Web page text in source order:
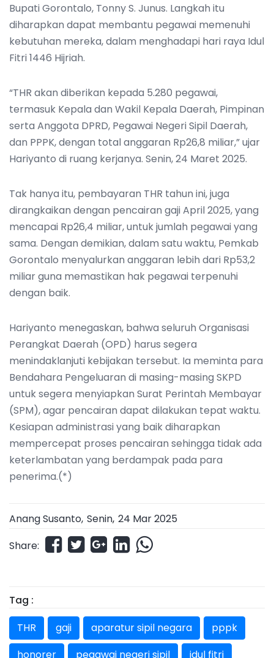
Bupati Gorontalo, Tonny S. Junus. Langkah itu
diharapkan dapat membantu pegawai memenuhi
kebutuhan mereka, dalam menghadapi hari raya Idul
Fitri 1446 Hijriah.
“THR akan diberikan kepada 5.280 pegawai,
termasuk Kepala dan Wakil Kepala Daerah, Pimpinan
serta Anggota DPRD, Pegawai Negeri Sipil Daerah,
dan PPPK, dengan total anggaran Rp26,8 miliar,” ujar
Hariyanto di ruang kerjanya. Senin, 24 Maret 2025.
Tak hanya itu, pembayaran THR tahun ini, juga
dirangkaikan dengan pencairan gaji April 2025, yang
mencapai Rp26,4 miliar, untuk jumlah pegawai yang
sama. Dengan demikian, dalam satu waktu, Pemkab
Gorontalo menyalurkan anggaran lebih dari Rp53,2
miliar guna memastikan hak pegawai terpenuhi
dengan baik.
Hariyanto menegaskan, bahwa seluruh Organisasi
Perangkat Daerah (OPD) harus segera
menindaklanjuti kebijakan tersebut. Ia meminta para
Bendahara Pengeluaran di masing-masing SKPD
untuk segera menyiapkan Surat Perintah Membayar
(SPM), agar pencairan dapat dilakukan tepat waktu.
Kesiapan administrasi yang baik diharapkan
mempercepat proses pencairan sehingga tidak ada
keterlambatan yang berdampak pada para
penerima.(*)
Anang Susanto, Senin, 24 Mar 2025
Share:
Tag :
THR
gaji aparatur sipil negara
pppk
honorer
pegawai negeri sipil idul fitri